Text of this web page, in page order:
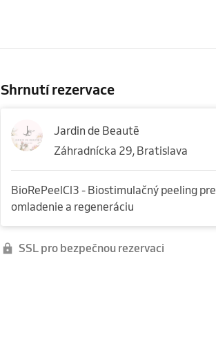
Shrnutí rezervace
Jardin de Beautē
Záhradnícka 29, Bratislava
BioRePeelCl3 - Biostimulačný peeling pre
omladenie a regeneráciu
SSL pro bezpečnou rezervaci